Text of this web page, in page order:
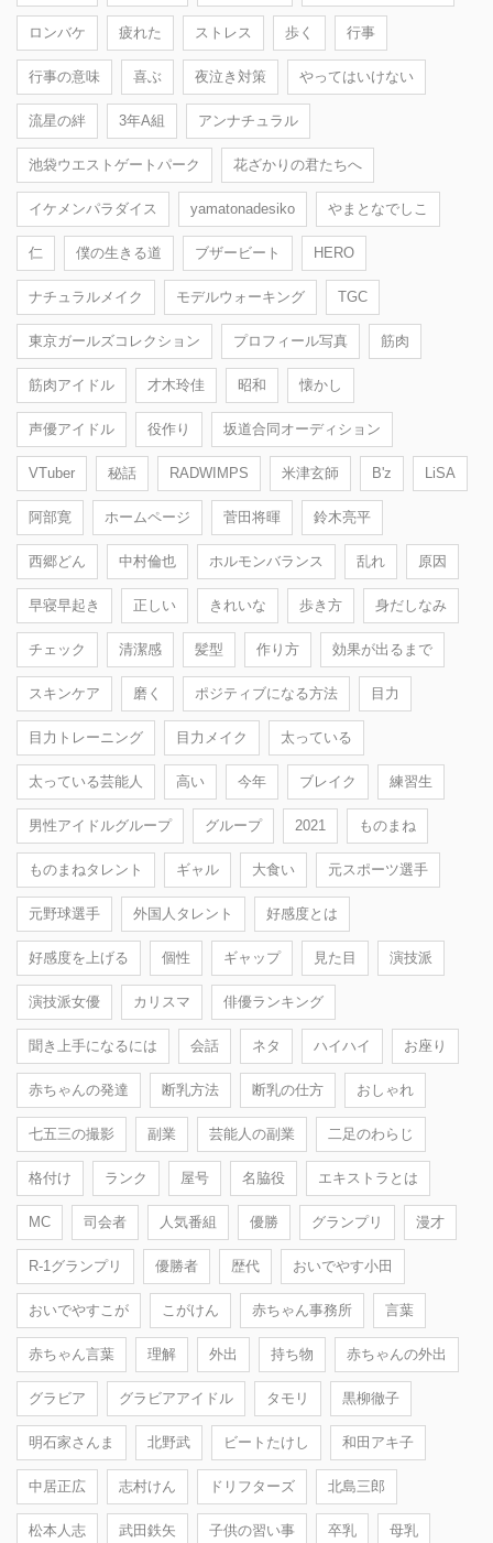
ロンバケ 疲れた ストレス 歩く 行事
行事の意味 喜ぶ 夜泣き対策 やってはいけない
流星の絆 3年A組 アンナチュラル
池袋ウエストゲートパーク 花ざかりの君たちへ
イケメンパラダイス yamatonadesiko やまとなでしこ
仁 僕の生きる道 ブザービート HERO
ナチュラルメイク モデルウォーキング TGC
東京ガールズコレクション プロフィール写真 筋肉
筋肉アイドル 才木玲佳 昭和 懐かし
声優アイドル 役作り 坂道合同オーディション
VTuber 秘話 RADWIMPS 米津玄師 B'z LiSA
阿部寛 ホームページ 菅田将暉 鈴木亮平
西郷どん 中村倫也 ホルモンバランス 乱れ 原因
早寝早起き 正しい きれいな 歩き方 身だしなみ
チェック 清潔感 髪型 作り方 効果が出るまで
スキンケア 磨く ポジティブになる方法 目力
目力トレーニング 目力メイク 太っている
太っている芸能人 高い 今年 ブレイク 練習生
男性アイドルグループ グループ 2021 ものまね
ものまねタレント ギャル 大食い 元スポーツ選手
元野球選手 外国人タレント 好感度とは
好感度を上げる 個性 ギャップ 見た目 演技派
演技派女優 カリスマ 俳優ランキング
聞き上手になるには 会話 ネタ ハイハイ お座り
赤ちゃんの発達 断乳方法 断乳の仕方 おしゃれ
七五三の撮影 副業 芸能人の副業 二足のわらじ
格付け ランク 屋号 名脇役 エキストラとは
MC 司会者 人気番組 優勝 グランプリ 漫才
R-1グランプリ 優勝者 歴代 おいでやす小田
おいでやすこが こがけん 赤ちゃん事務所 言葉
赤ちゃん言葉 理解 外出 持ち物 赤ちゃんの外出
グラビア グラビアアイドル タモリ 黒柳徹子
明石家さんま 北野武 ビートたけし 和田アキ子
中居正広 志村けん ドリフターズ 北島三郎
松本人志 武田鉄矢 子供の習い事 卒乳 母乳